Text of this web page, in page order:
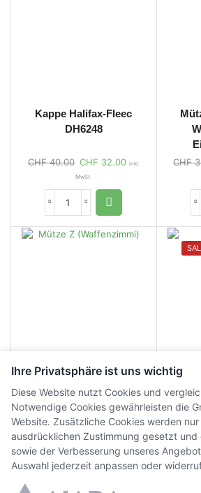
Kappe Halifax-Fleec
DH6248
CHF40.00 CHF 32.00 inkl.
MwSt.
CHF
CHF15.00 inkl. MwSt. CHF
Ihre Privatsphäre ist uns wichtig
Diese Website nutzt Cookies und
Notwendige Cookies gewährleisten die
Website. Zusätzliche Cookies werden
ausdrücklichen Zustimmung gesetzt und
sowie der Verbesserung unseres
Auswahl jederzeit anpassen oder